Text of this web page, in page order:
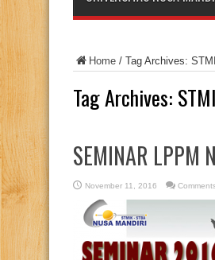
Home / Tag Archives:
Tag Archives:
SEMINAR LPPM
November 11, 2016